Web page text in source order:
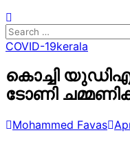
Search
for:
COVID-19kerala
കൊച്ചി
ടോണി
Mohammed Favas